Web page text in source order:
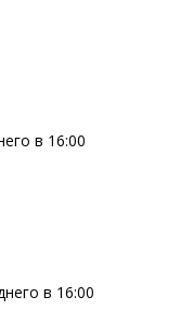
в 16:00
в 16:00